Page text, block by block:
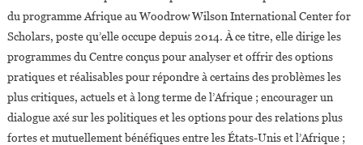
du programme Afrique au Woodrow Wilson International Center for
Scholars, poste qu’elle occupe depuis 2014. À ce titre, elle dirige les
programmes du Centre conçus pour analyser et offrir des options
pratiques et réalisables pour répondre à certains des problèmes les
plus critiques, actuels et à long terme de l’Afrique ; encourager un
dialogue axé sur les politiques et les options pour des relations plus
fortes et mutuellement bénéfiques entre les États-Unis et l’Afrique ;